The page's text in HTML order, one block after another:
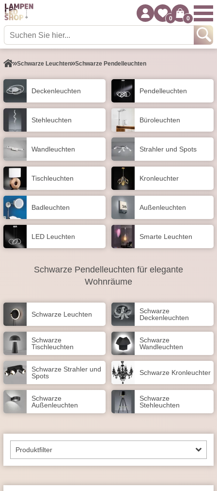
0 0
Schwarze Leuchten Schwarze Pendelleuchten
Decken­leuchten Pendel­leuchten
Stehleuchten Büroleuchten
Wand­leuchten Strahler und Spots
Tisch­leuchten Kronleuchter
Badleuchten Außen­leuchten
LED Leuchten Smarte Leuchten
Schwarze Pendelleuchten für elegante
Wohnräume
Schwarze Leuchten
Schwarze
Deckenleuchten
Schwarze
Tischleuchten
Schwarze
Wandleuchten
Schwarze Strahler und
Spots
Schwarze Kronleuchter
Schwarze
Außenleuchten
Schwarze
Stehleuchten
Produktfilter